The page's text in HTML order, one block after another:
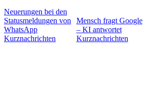
Neuerungen bei den
Statusmeldungen von
WhatsApp
Kurznachrichten
Mensch fragt Google
– KI antwortet
Kurznachrichten